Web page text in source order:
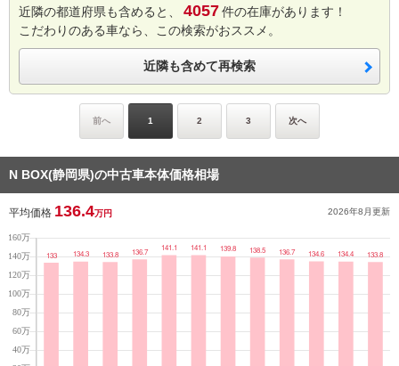
近隣の都道府県も含めると、
4057件の在庫があります！
こだわりのある車なら、この検索がおススメ。
近隣も含めて再検索
前へ 1 2 3 次へ
N BOX(静岡県)の中古車本体価格相場
平均価格 136.4万円 2026年8月更新